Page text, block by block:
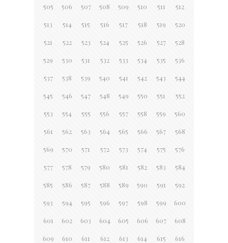
505 506 507 508 509 510 511 512
513 514 515 516 517 518 519 520
521 522 523 524 525 526 527 528
529 530 531 532 533 534 535 536
537 538 539 540 541 542 543 544
545 546 547 548 549 550 551 552
553 554 555 556 557 558 559 560
561 562 563 564 565 566 567 568
569 570 571 572 573 574 575 576
577 578 579 580 581 582 583 584
585 586 587 588 589 590 591 592
593 594 595 596 597 598 599 600
601 602 603 604 605 606 607 608
609 610 611 612 613 614 615 616